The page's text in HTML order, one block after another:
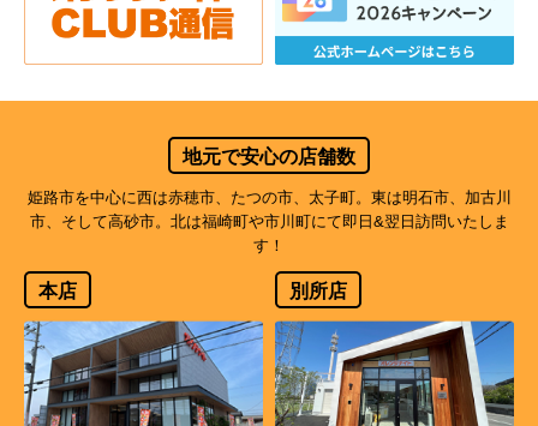
地元で安心の店舗数
姫路市を中心に西は赤穂市、たつの市、太子町。東は明石市、加古川
市、そして高砂市。北は福崎町や市川町にて即日&翌日訪問いたしま
す！
本店 別所店